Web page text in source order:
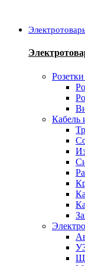
Кабель